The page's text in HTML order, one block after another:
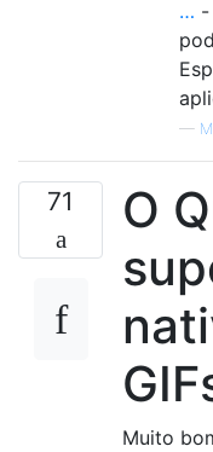
… -
—
71
O
Muito